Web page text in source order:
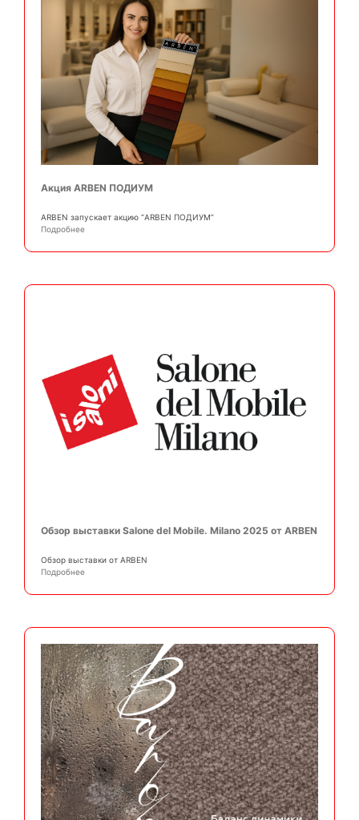
Акция ARBEN ПОДИУМ
АRBEN запускает акцию “ARBEN ПОДИУМ”
Подробнее
Обзор выставки Salone del Mobile. Milano 2025 от ARBEN
Обзор выставки от ARBEN
Подробнее